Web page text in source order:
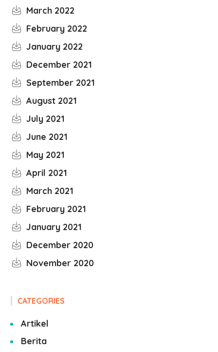
March 2022
February 2022
January 2022
December 2021
September 2021
August 2021
July 2021
June 2021
May 2021
April 2021
March 2021
February 2021
January 2021
December 2020
November 2020
CATEGORIES
Artikel
Berita